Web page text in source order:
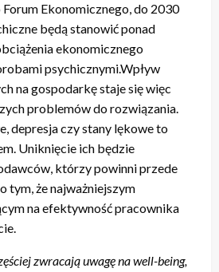
Ekonomicznego, do 2030
będą stanowić ponad
ekonomicznego
psychicznymi.Wpływ
na gospodarkę staje się więc
problemów do rozwiązania.
depresja czy stany lękowe to
Uniknięcie ich będzie
którzy powinni przede
tym, że najważniejszym
na efektywność pracownika
zwracają uwagę na well-being,